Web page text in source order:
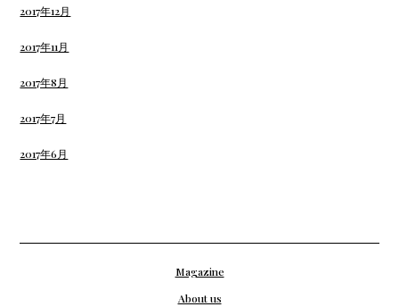
2017年12月
2017年11月
2017年8月
2017年7月
2017年6月
Magazine
About us